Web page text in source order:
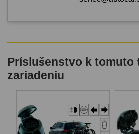
Príslušenstvo k tomuto
zariadeniu